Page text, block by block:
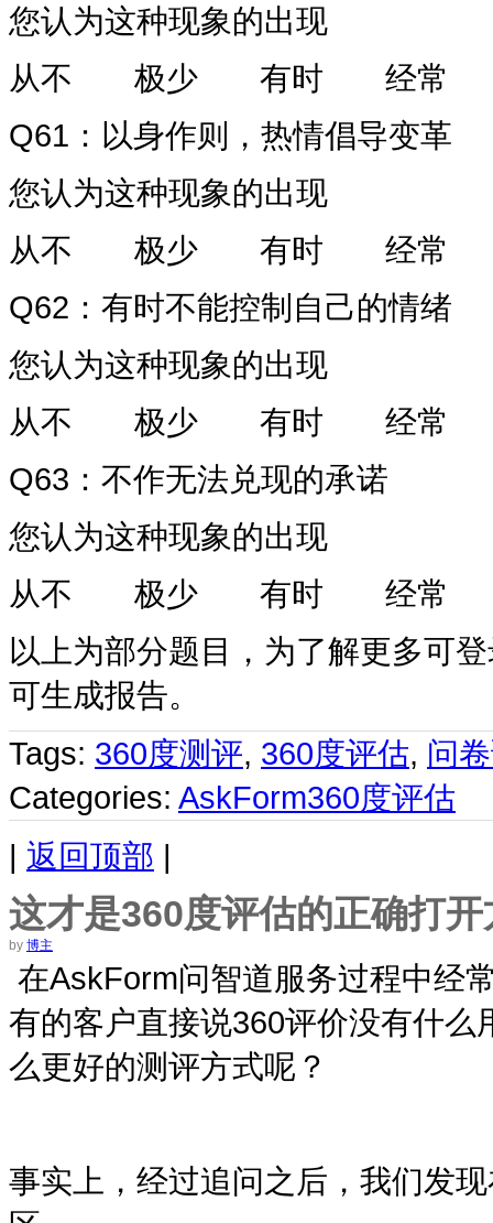
您认为这种现象的出现
从不
极少 有时
经常
Q61 ：以身作则，热情倡导变革
您认为这种现象的出现
从不
极少 有时
经常
Q62 ：有时不能控制自己的情绪
您认为这种现象的出现
从不
极少 有时
经常
Q63 ：不作无法兑现的承诺
您认为这种现象的出现
从不
极少 有时
经常
以上为部分题目，为了解更多可
可生成报告。
Tags: 360度测评, 360度评估, 问
Categories: AskForm360度评估
| 返回顶部 |
这才是360度评估的正确打开
by 博主
在AskForm问智道服务过程中经
有的客户直接说360评价没有什么
么更好的测评方式呢？
事实上，经过追问之后，我们发